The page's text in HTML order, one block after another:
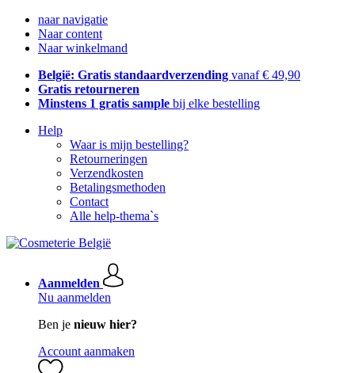
naar navigatie
Naar content
Naar winkelmand
België: Gratis standaardverzending vanaf € 49,90
Gratis retourneren
Minstens 1 gratis sample bij elke bestelling
Help
Waar is mijn bestelling?
Retourneringen
Verzendkosten
Betalingsmethoden
Contact
Alle help-thema`s
Aanmelden
Nu aanmelden
Ben je nieuw hier?
Account aanmaken